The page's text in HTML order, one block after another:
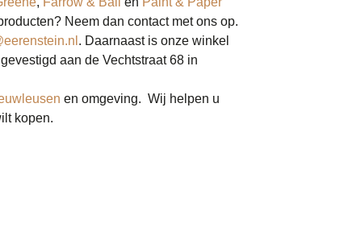
Neem dan contact met ons op.
. Daarnaast is onze winkel
aan de Vechtstraat 68 in
en omgeving. Wij helpen u
kopen.